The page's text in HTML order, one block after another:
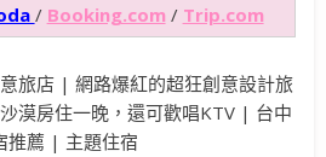
/ Booking.com/ Trip.com